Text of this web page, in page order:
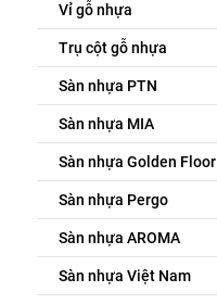
Vỉ gỗ nhựa
Trụ cột gỗ nhựa
Sàn nhựa PTN
Sàn nhựa MIA
Sàn nhựa Golden Floor
Sàn nhựa Pergo
Sàn nhựa AROMA
Sàn nhựa Việt Nam